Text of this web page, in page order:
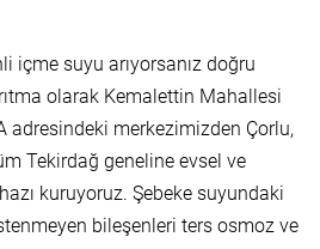
içme suyu arıyorsanız doğru
olarak Kemalettin Mahallesi
adresindeki merkezimizden Çorlu,
Tekirdağ geneline evsel ve
kuruyoruz. Şebeke suyundaki
bileşenleri ters osmoz ve